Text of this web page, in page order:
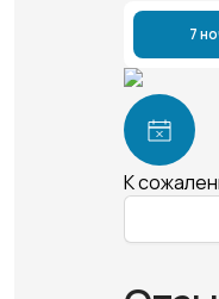
7
К